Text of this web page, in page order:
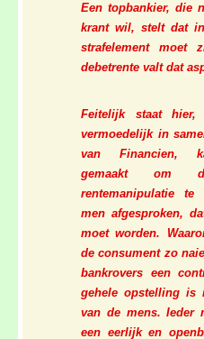
Een topbankier, die
krant wil, stelt dat
strafelement moet
debetrente valt dat
Feitelijk staat
vermoedelijk in
van Financien,
gemaakt om
rentemanipulatie te
men afgesproken,
moet worden.
de consument zo
bankrovers een
gehele opstelling is
van de mens. Ieder
een eerlijk en